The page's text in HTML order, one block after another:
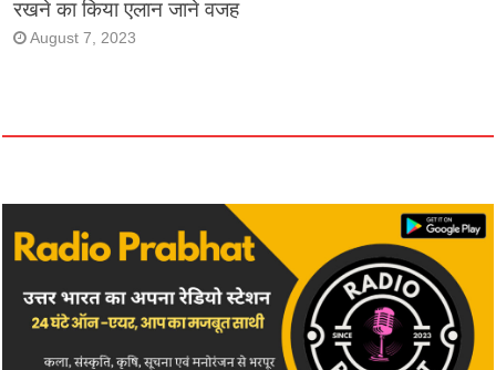
रखने का किया एलान जाने वजह
August 7, 2023